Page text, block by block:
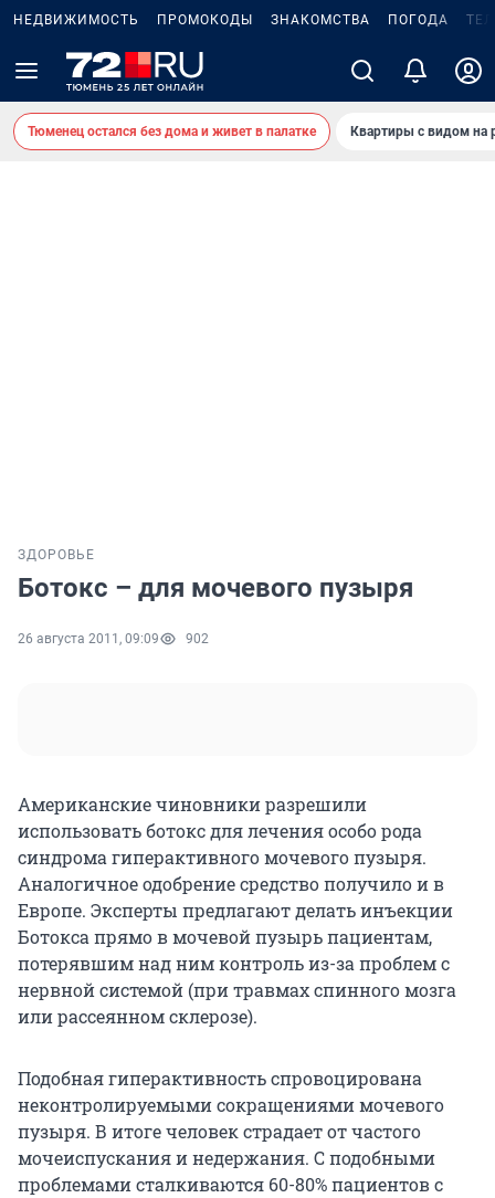
НЕДВИЖИМОСТЬ ПРОМОКОДЫ ЗНАКОМСТВА ПОГОДА
Тюменец остался без дома и живет в палатке Квартиры с видом на
ЗДОРОВЬЕ
Ботокс – для мочевого пузыря
26 августа 2011, 09:09 902
Американские чиновники разрешили
использовать ботокс для лечения особо рода
синдрома гиперактивного мочевого пузыря.
Аналогичное одобрение средство получило и в
Европе. Эксперты предлагают делать инъекции
Ботокса прямо в мочевой пузырь пациентам,
потерявшим над ним контроль из-за проблем с
нервной системой (при травмах спинного мозга
или рассеянном склерозе).
Подобная гиперактивность спровоцирована
неконтролируемыми сокращениями мочевого
пузыря. В итоге человек страдает от частого
мочеиспускания и недержания. С подобными
проблемами сталкиваются 60-80% пациентов с